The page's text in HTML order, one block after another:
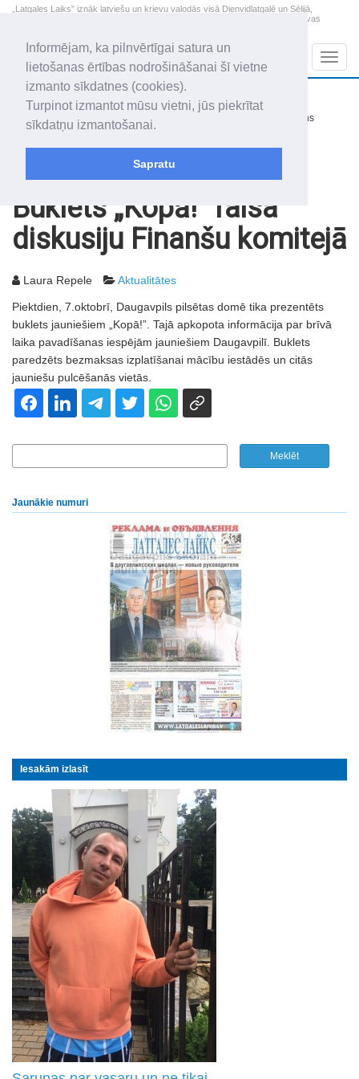
Informējam, ka pilnvērtīgai satura un
lietošanas ērtības nodrošināšanai šī vietne
izmanto sīkdatnes (cookies).
Turpinot izmantot mūsu vietni, jūs piekrītat
sīkdatņu izmantošanai.
Sapratu
„Latgales Laiks” iznāk latviešu un krievu valodās visā Dienvidlatgalē un Sēlijā,
„Latgales Laiks” latviešu valodā aptver Daugavpils valstspilsētu, Augšdaugavas
2026. gada 8. augusts
Sestdiena
Mudīte, Vladislava, Vladislavs
+15.2
nedaudz mākoņains
Buklets „Kopā!” raisa
diskusiju Finanšu komitejā
Laura Repele Aktualitātes
Piektdien, 7.oktobrī, Daugavpils pilsētas domē tika prezentēts
buklets jauniešiem „Kopā!”. Tajā apkopota informācija par brīvā
laika pavadīšanas iespējām jauniešiem Daugavpilī. Buklets
paredzēts bezmaksas izplatīšanai mācību iestādēs un citās
jauniešu pulcēšanās vietās.
Jaunākie numuri
Iesakām izlasīt